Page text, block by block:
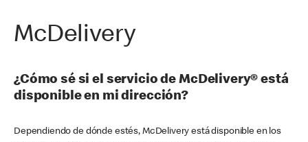
McDelivery
¿Cómo sé si el servicio de McDelivery® está
disponible en mi dirección?
Dependiendo de dónde estés, McDelivery está disponible en los